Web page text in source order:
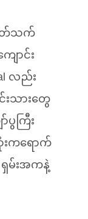
တ်သက်
ောင်း
လည်း
းသားတွေ
ကြီး
ကရောက်
မ်းအကနဲ့